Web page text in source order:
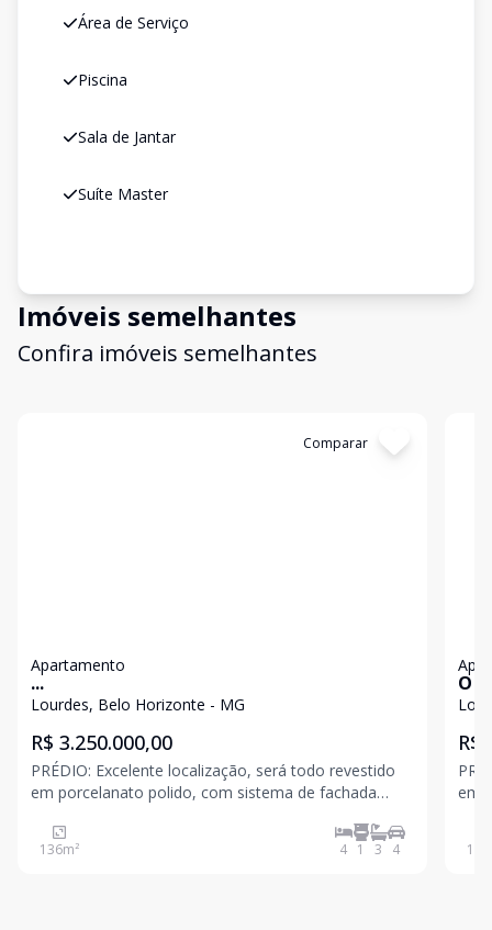
Área de Serviço
Piscina
Sala de Jantar
Suíte Master
Imóveis semelhantes
Confira imóveis semelhantes
Comparar
Apartamento
...
Lourdes, Belo Horizonte - MG
R$ 3.250.000,00
PRÉDIO: Excelente localização, será todo revestido
em porcelanato polido, com sistema de fachada
gás nos apartamentos, sistema de aquecimento a
gás individual, estrutura para ar condicionado na sala
136m² 4 1 3 4
O
R$
em
130